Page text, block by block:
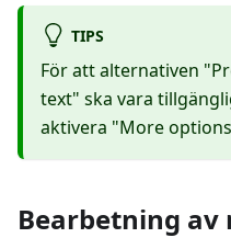
TIPS
För att alternativen
text" ska vara
aktivera "More
Bearbetning